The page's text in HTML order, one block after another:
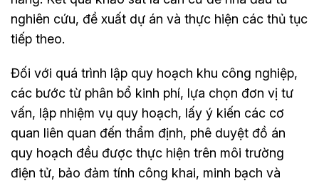
nghiên cứu, đề xuất dự án và thực hiện các thủ tục
tiếp theo.
Đối với quá trình lập quy hoạch khu công nghiệp,
các bước từ phân bổ kinh phí, lựa chọn đơn vị tư
vấn, lập nhiệm vụ quy hoạch, lấy ý kiến các cơ
quan liên quan đến thẩm định, phê duyệt đồ án
quy hoạch đều được thực hiện trên môi trường
điện tử, bảo đảm tính công khai, minh bạch và